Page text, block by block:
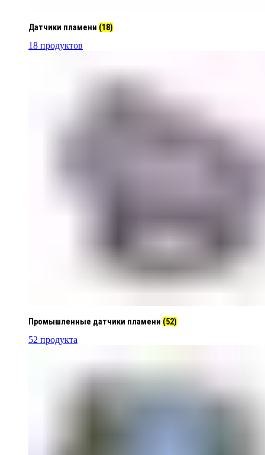
Датчики пламени (18)
18 продуктов
Промышленные датчики пламени (52)
52 продукта